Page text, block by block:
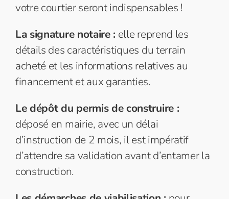
votre courtier seront indispensables !
La signature notaire : elle reprend les
détails des caractéristiques du terrain
acheté et les informations relatives au
financement et aux garanties.
Le dépôt du permis de construire :
déposé en mairie, avec un délai
d’instruction de 2 mois, il est impératif
d’attendre sa validation avant d’entamer la
construction.